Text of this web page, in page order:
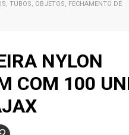
TUBOS, OBJETOS, FECHAMENTO DE
NYLON
COM 100